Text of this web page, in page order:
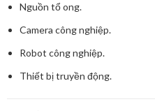
Nguồn tổ ong.
Camera công nghiệp.
Robot công nghiệp.
Thiết bị truyền động.